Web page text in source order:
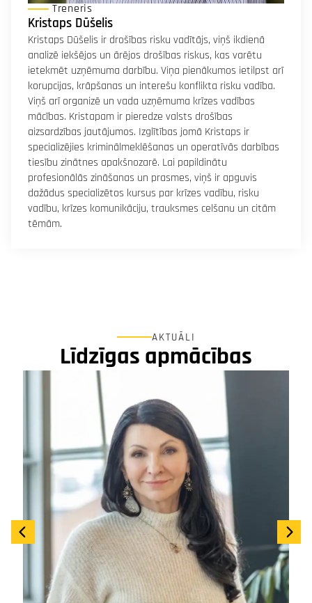
Treneris
Kristaps Dūšelis
Kristaps Dūšelis ir drošības risku vadītājs, viņš ikdienā
analizē iekšējos un ārējos drošības riskus, kas varētu
ietekmēt uzņēmuma darbību. Viņa pienākumos ietilpst arī
korupcijas, krāpšanas un interešu konflikta risku vadība.
Viņš arī organizē un vada uzņēmuma krīzes vadības
mācības. Kristapam ir pieredze valsts drošības
aizsardzības jautājumos. Izglītības jomā Kristaps ir
specializējies kriminālmeklēšanas un operatīvās darbības
tiesību zinātnes apakšnozarē. Lai papildinātu
profesionālās zināšanas un prasmes, viņš ir apguvis
dažādus specializētos kursus par krīzes vadību, risku
vadību, krīzes komunikāciju, trauksmes celšanu un citām
tēmām.
AKTUĀLI
Līdzīgas apmācības